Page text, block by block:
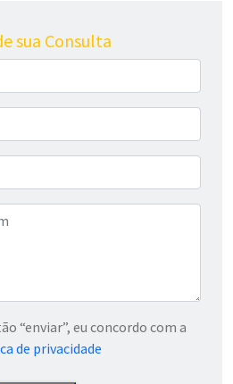
sua Consulta
“enviar”, eu concordo com a
de privacidade